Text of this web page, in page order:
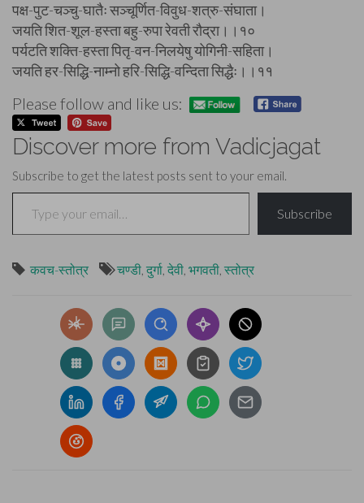
पक्ष-पुट-चञ्चु-घातैः सञ्चूर्णित-विवुध-शत्रु-संघाता।
जयति शित-शूल-हस्ता बहु-रुपा रेवती रौद्रा।।१०
पर्यटति शक्ति-हस्ता पितृ-वन-निलयेषु योगिनी-सहिता।
जयति हर-सिद्धि-नाम्नो हरि-सिद्धि-वन्दिता सिद्धैः।।११
Please follow and like us:
Discover more from Vadicjagat
Subscribe to get the latest posts sent to your email.
Type your email…
Subscribe
कवच-स्तोत्र चण्डी दुर्गा देवी भगवती स्तोत्र